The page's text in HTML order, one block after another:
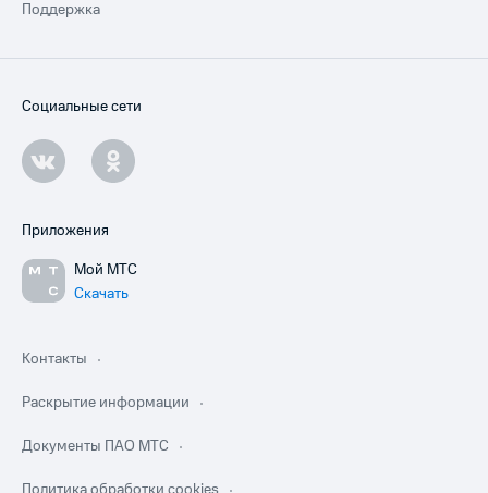
Поддержка
Социальные сети
Приложения
Мой МТС
Скачать
Контакты
Раскрытие информации
Документы ПАО МТС